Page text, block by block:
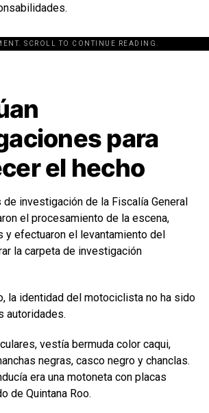
SCROLL TO CONTINUE READING.
id="243463"]
para
el hecho
investigación de la Fiscalía General
el procesamiento de la escena,
y efectuaron el levantamiento del
la carpeta de investigación
la identidad del motociclista no ha sido
autoridades.
vestía bermuda color caqui,
negras, casco negro y chanclas.
era una motoneta con placas
de Quintana Roo.